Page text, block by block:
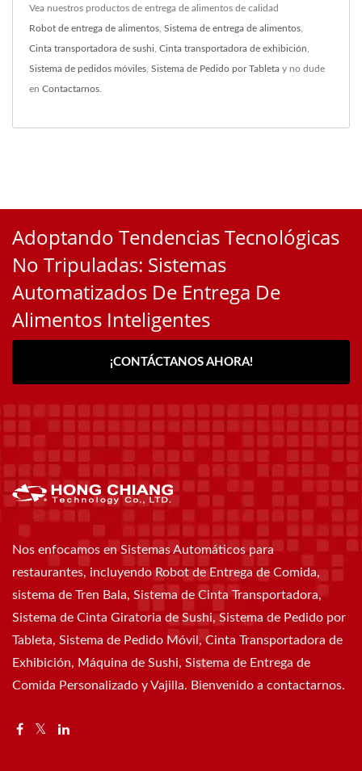
Vea nuestros productos de entrega de alimentos de calidad
Robot de entrega de alimentos Sistema de entrega de alimentos
Cinta transportadora de sushi Cinta transportadora de exhibición
Sistema de pedidos móviles Sistema de Pedido por Tableta y no dude
en Contactarnos
Adoptando Tendencias Tecnológicas
No Tripuladas: Sistemas
Automatizados De Entrega De
Alimentos Inteligentes
¡CONTÁCTANOS AHORA!
Nos enfocamos en Sistemas Automáticos para
restaurantes, incluyendo Robot de Entrega de Comida,
sistema de Tren Bala, Sistema de Cinta Transportadora,
Sistema de Cinta Giratoria de Sushi, Sistema de Pedido por
Tableta, Sistema de Pedido Móvil, Cinta Transportadora de
Exhibición, Máquina de Sushi, Sistema de Entrega de
Comida Personalizado y Vajilla. Bienvenido a contactarnos.